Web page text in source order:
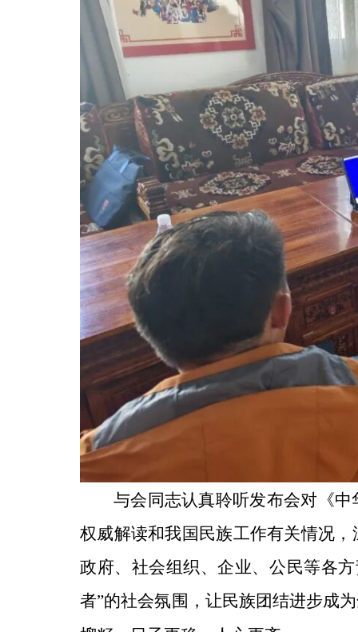
与会同志认真聆听发布会对《
权威解读和我国民族工作有关情况
政府、社会组织、企业、公民等各
者”的社会氛围，让民族团结进步成